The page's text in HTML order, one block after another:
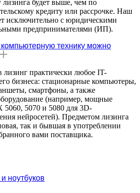
лизинга будет выше, чем по
кредиту или рассрочке. Наш
исключительно с юридическими
предпринимателями (ИП).
компьютерную технику можно
практически любое IT-
бизнеса: стационарные компьютеры,
смартфоны, а также
(например, мощные
5060, 5070 и 5080 для 3D-
нейросетей). Предметом лизинга
так и бывшая в употреблении
вами поставщика.
ноутбуков